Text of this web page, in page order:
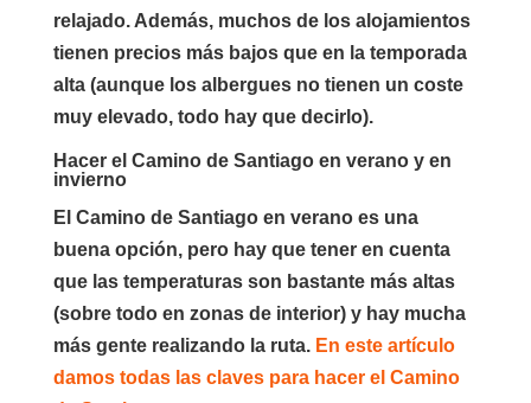
relajado. Además, muchos de los alojamientos
tienen precios más bajos que en la temporada
alta (aunque los albergues no tienen un coste
muy elevado, todo hay que decirlo).
Hacer el Camino de Santiago en verano y en
invierno
El Camino de Santiago en verano es una
buena opción, pero hay que tener en cuenta
que las temperaturas son bastante más altas
(sobre todo en zonas de interior) y hay mucha
más gente realizando la ruta. En este artículo
damos todas las claves para hacer el Camino